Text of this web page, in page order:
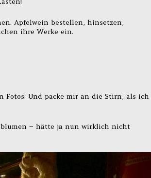
Apfelwein bestellen, hinsetzen,
ihre Werke ein.
Und packe mir an die Stirn, als ich
– hätte ja nun wirklich nicht